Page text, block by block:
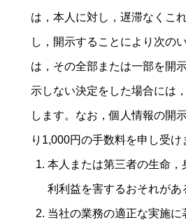
は，本人に対し，遅滞なくこ
し，開示することにより次の
は，その全部または一部を開
示しない決定をした場合には
します。なお，個人情報の開
り1,000円の手数料を申し受け
本人または第三者の生命
利利益を害するおそれがあ
当社の業務の適正な実施